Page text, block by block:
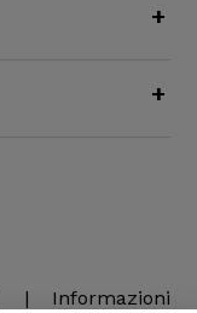
+
+
|
Informazioni